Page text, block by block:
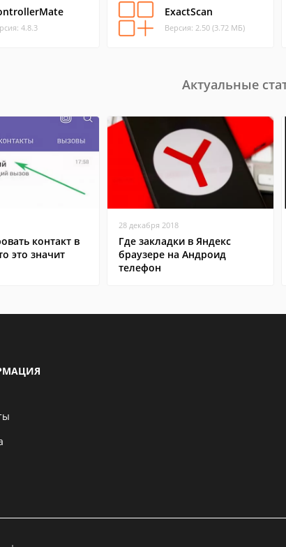
4.8.3
ExactScan
Версия: 2.50 (3.72 МБ)
Актуальные
контакт в
это значит
28 декабря 2018
Где закладки в Яндекс
браузере на Андроид
телефон